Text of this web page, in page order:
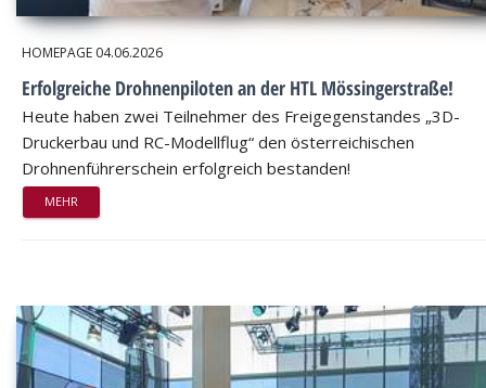
HOMEPAGE 04.06.2026
Erfolgreiche Drohnenpiloten an der HTL Mössingerstraße!
Heute haben zwei Teilnehmer des Freigegenstandes „3D-
Druckerbau und RC-Modellflug“ den österreichischen
Drohnenführerschein erfolgreich bestanden!
MEHR